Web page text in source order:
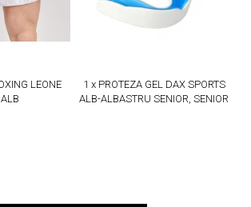
LEONE
1 x PROTEZA GEL DAX SPORTS
ALB-ALBASTRU SENIOR, SENIOR